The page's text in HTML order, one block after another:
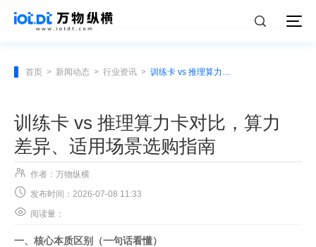
首页 > 新闻动态 > 行业资讯 > 训练卡 vs 推理算力卡对比，算力差异、适用场景选购指南
训练卡 vs 推理算力卡对比，算力
差异、适用场景选购指南
 作者：万物纵横
 发布时间：2026-07-08 11:33
 阅读量：
一、核心本质区别（一句话看懂）